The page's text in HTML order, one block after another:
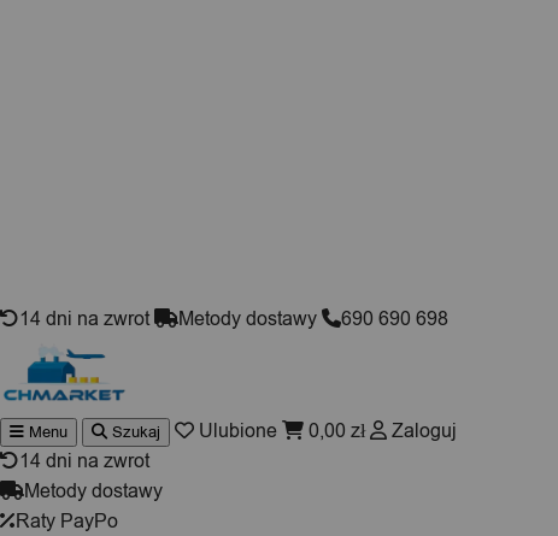
14 dni na zwrot Metody dostawy 690 690 698
Menu Szukaj Ulubione 0,00 zł
Zaloguj
14 dni na zwrot
Metody dostawy
Raty PayPo